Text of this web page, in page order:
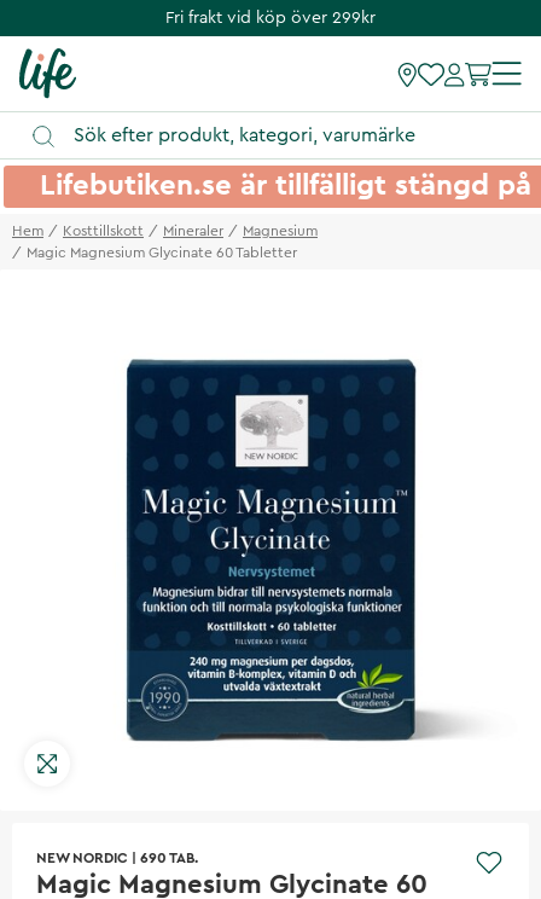
Fri frakt vid köp över 299kr
Lifebutiken.se är tillfälligt stängd
Hem Kosttillskott Mineraler
Magnesium
Magic Magnesium Glycinate 60 Tabletter
NEW NORDIC 690 TAB.
Magic Magnesium Glycinate 60